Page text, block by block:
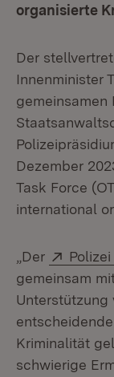
organisierte
Der
Innenminister
gemeinsamen
Dezember
Task Force
international
„Der Extern:
gemeinsam
Unterstützung
Kriminalität
schwierige